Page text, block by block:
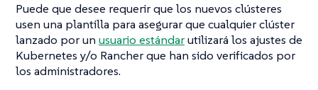
Puede que desee requerir que los nuevos clústeres
usen una plantilla para asegurar que cualquier clúster
lanzado por un usuario estándarutilizará los ajustes de
Kubernetes y/o Rancher que han sido verificados por
los administradores.